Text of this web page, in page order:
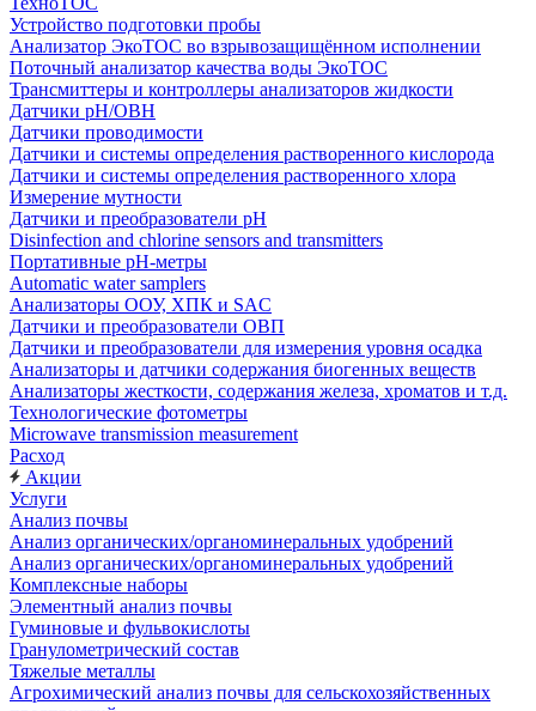
Устройство подготовки пробы
Анализатор ЭкоТОС во взрывозащищённом исполнении
Поточный анализатор качества воды ЭкоТОС
Трансмиттеры и контроллеры анализаторов жидкости
Датчики рН/ОВН
Датчики проводимости
Датчики и системы определения растворенного кислорода
Датчики и системы определения растворенного хлора
Измерение мутности
Датчики и преобразователи pH
Disinfection and chlorine sensors and transmitters
Портативные pH-метры
Automatic water samplers
Анализаторы ООУ, ХПК и SAC
Датчики и преобразователи ОВП
Датчики и преобразователи для измерения уровня осадка
Анализаторы и датчики содержания биогенных веществ
Анализаторы жесткости, содержания железа, хроматов и т.д.
Технологические фотометры
Microwave transmission measurement
Расход
Акции
Услуги
Анализ почвы
Анализ органических/органоминеральных удобрений
Анализ органических/органоминеральных удобрений
Комплексные наборы
Элементный анализ почвы
Гуминовые и фульвокислоты
Гранулометрический состав
Тяжелые металлы
Агрохимический анализ почвы для сельскохозяйственных